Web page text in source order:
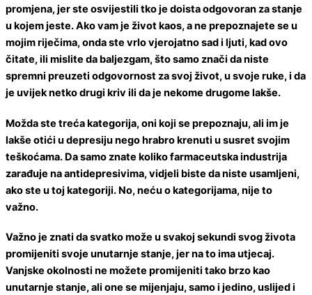
promjena, jer ste osvijestili tko je doista odgovoran za stanje
u kojem jeste. Ako vam je život kaos, a ne prepoznajete se u
mojim riječima, onda ste vrlo vjerojatno sad i ljuti, kad ovo
čitate, ili mislite da baljezgam, što samo znači da niste
spremni preuzeti odgovornost za svoj život, u svoje ruke, i da
je uvijek netko drugi kriv ili da je nekome drugome lakše.
Možda ste treća kategorija, oni koji se prepoznaju, ali im je
lakše otići u depresiju nego hrabro krenuti u susret svojim
teškoćama. Da samo znate koliko farmaceutska industrija
zarađuje na antidepresivima, vidjeli biste da niste usamljeni,
ako ste u toj kategoriji. No, neću o kategorijama, nije to
važno.
Važno je znati da svatko može u svakoj sekundi svog života
promijeniti svoje unutarnje stanje, jer na to ima utjecaj.
Vanjske okolnosti ne možete promijeniti tako brzo kao
unutarnje stanje, ali one se mijenjaju, samo i jedino, uslijed i